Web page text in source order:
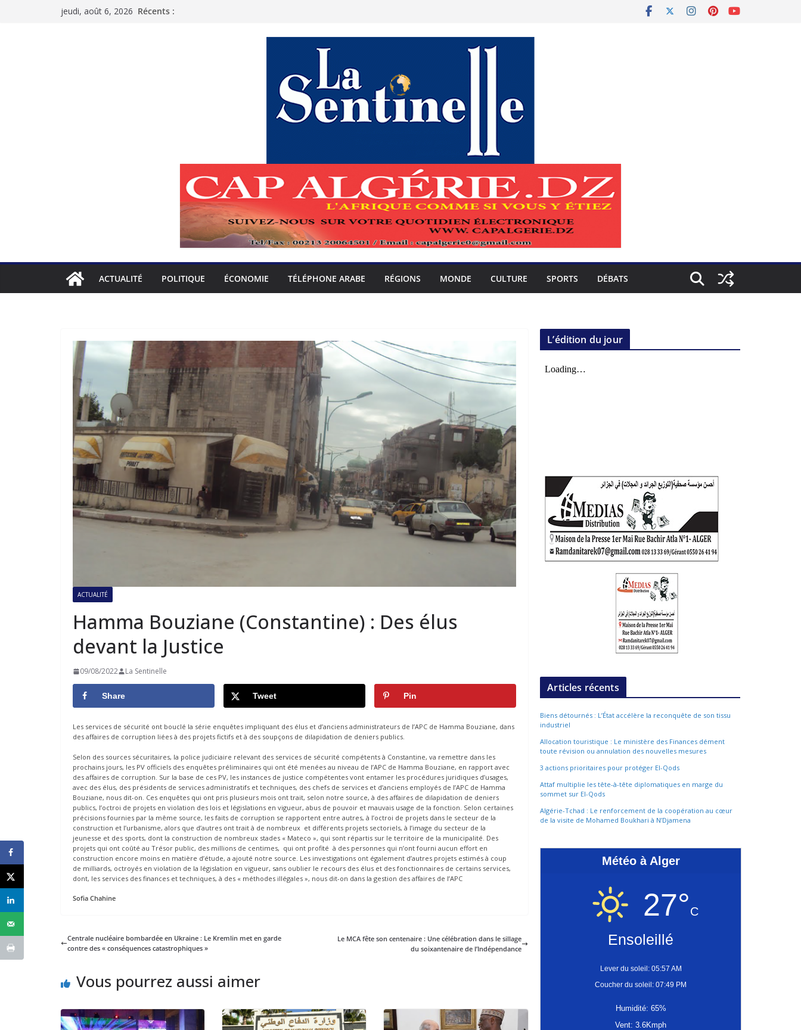
jeudi, août 6, 2026 Récents :
ACTUALITÉ POLITIQUE ÉCONOMIE TÉLÉPHONE ARABE RÉGIONS MONDE CULTURE SPORTS DÉBATS
ACTUALITÉ
Hamma Bouziane (Constantine) : Des élus
devant la Justice
09/08/2022 La Sentinelle
Share Tweet Pin
Les services de sécurité ont bouclé la série enquêtes impliquant des élus et d’anciens administrateurs de l’APC de Hamma Bouziane, dans
des affaires de corruption liées à des projets fictifs et à des soupçons de dilapidation de deniers publics.
Selon des sources sécuritaires, la police judiciaire relevant des services de sécurité compétents à Constantine, va remettre dans les
prochains jours, les PV officiels des enquêtes préliminaires qui ont été menées au niveau de l’APC de Hamma Bouziane, en rapport avec
des affaires de corruption. Sur la base de ces PV, les instances de justice compétentes vont entamer les procédures juridiques d’usages,
avec des élus, des présidents de services administratifs et techniques, des chefs de services et d’anciens employés de l’APC de Hamma
Bouziane, nous dit-on. Ces enquêtes qui ont pris plusieurs mois ont trait, selon notre source, à des affaires de dilapidation de deniers
publics, l’octroi de projets en violation des lois et législations en vigueur, abus de pouvoir et mauvais usage de la fonction. Selon certaines
précisions fournies par la même source, les faits de corruption se rapportent entre autres, à l’octroi de projets dans le secteur de la
construction et l’urbanisme, alors que d’autres ont trait à de nombreux et différents projets sectoriels, à l’image du secteur de la
jeunesse et des sports, dont la construction de nombreux stades « Mateco », qui sont répartis sur le territoire de la municipalité. Des
projets qui ont coûté au Trésor public, des millions de centimes, qui ont profité à des personnes qui n’ont fourni aucun effort en
construction encore moins en matière d’étude, a ajouté notre source. Les investigations ont également d’autres projets estimés à coup
de milliards, octroyés en violation de la législation en vigueur, sans oublier le recours des élus et des fonctionnaires de certains services,
dont, les services des finances et techniques, à des « méthodes illégales », nous dit-on dans la gestion des affaires de l’APC
Sofia Chahine
Centrale nucléaire bombardée en Ukraine : Le Kremlin met en garde
contre des « conséquences catastrophiques »
Le MCA fête son centenaire : Une célébration dans le sillage
du soixantenaire de l’Indépendance
Vous pourrez aussi aimer
L’édition du jour
Articles récents
Biens détournés : L’État accélère la reconquête de son tissu
industriel
Allocation touristique : Le ministère des Finances dément
toute révision ou annulation des nouvelles mesures
3 actions prioritaires pour protéger El-Qods
Attaf multiplie les tête-à-tête diplomatiques en marge du
sommet sur El-Qods
Algérie-Tchad : Le renforcement de la coopération au cœur
de la visite de Mohamed Boukhari à N’Djamena
Météo à Alger
27°C
Ensoleillé
Lever du soleil: 05:57 AM
Coucher du soleil: 07:49 PM
Humidité: 65%
Vent: 3.6Kmph